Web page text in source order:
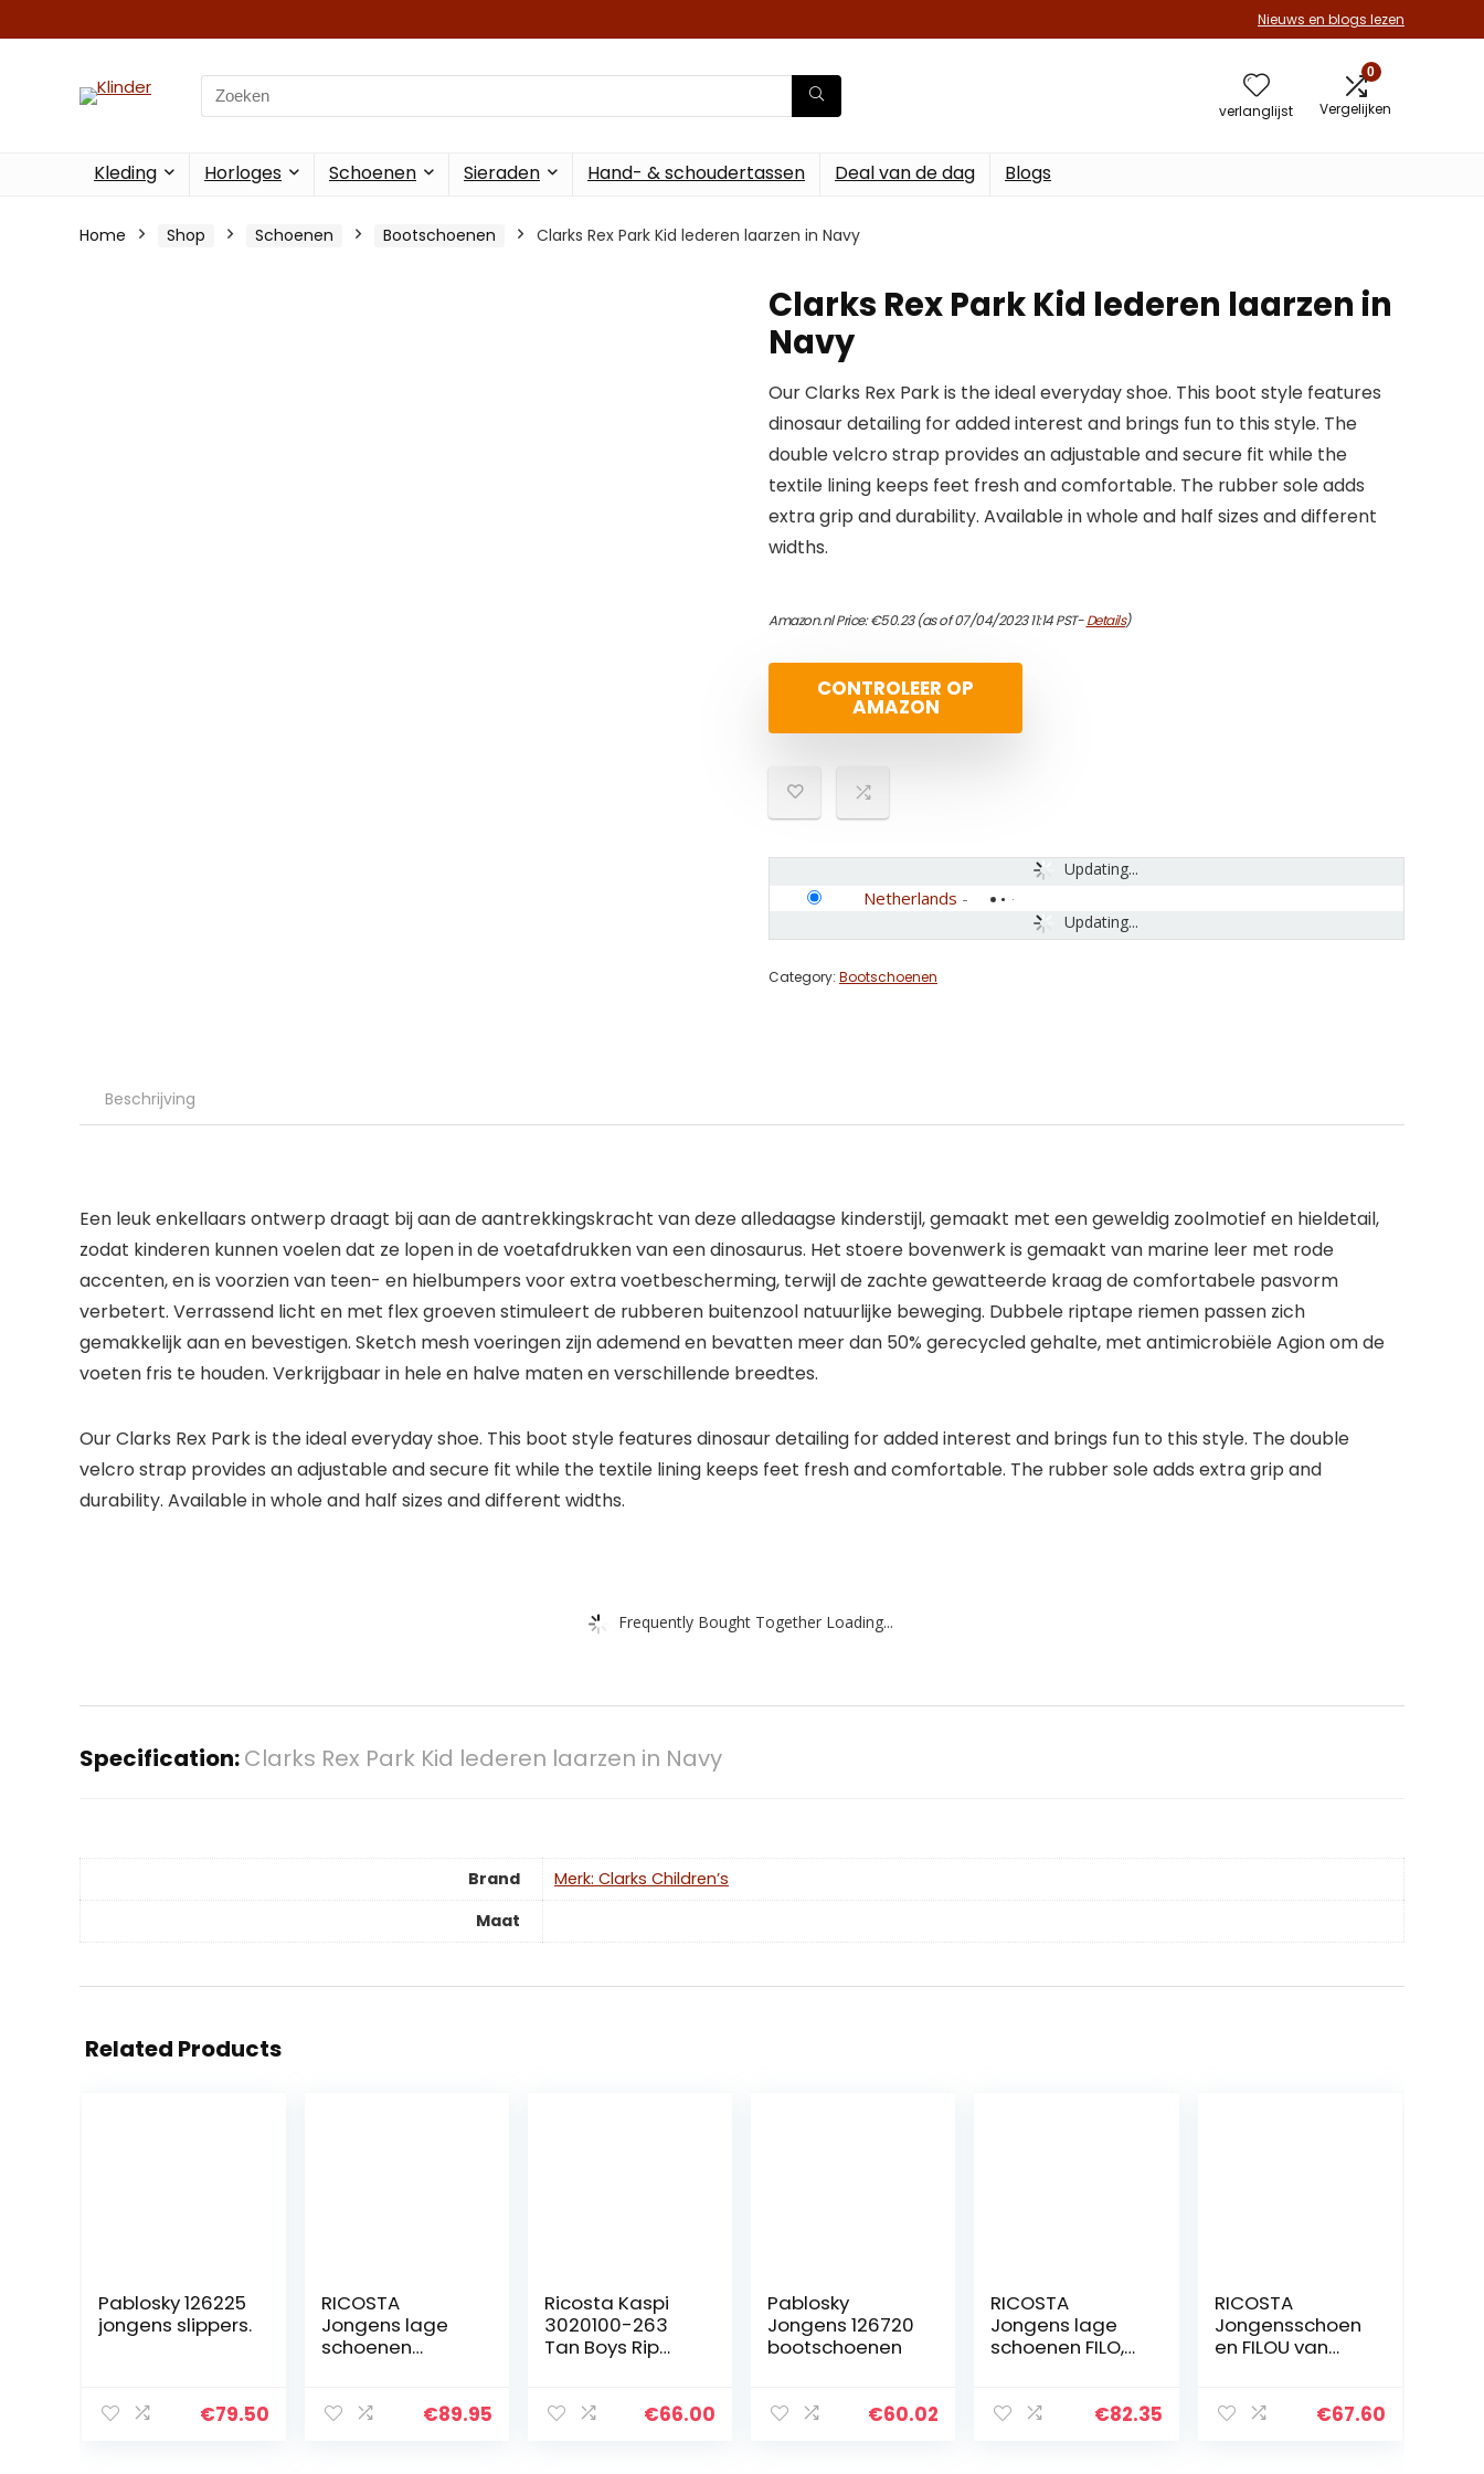
Nieuws en blogs lezen
Search
for:
verlanglijst
0
Vergelijken
Kleding Horloges Schoenen Sieraden Hand- & schoudertassen Deal van de dag Blogs
Home Shop Schoenen Bootschoenen Clarks Rex Park Kid lederen laarzen in Navy
Clarks Rex Park Kid lederen laarzen in
Navy
Our Clarks Rex Park is the ideal everyday shoe. This boot style features
dinosaur detailing for added interest and brings fun to this style. The
double velcro strap provides an adjustable and secure fit while the
textile lining keeps feet fresh and comfortable. The rubber sole adds
extra grip and durability. Available in whole and half sizes and different
widths.
Amazon.nl Price:€50.23(as of 07/04/2023 11:14 PST-Details)
CONTROLEER OP
AMAZON
Updating...
Updating...
Netherlands -
Category: Bootschoenen
Beschrijving
Een leuk enkellaars ontwerp draagt bij aan de aantrekkingskracht van deze alledaagse kinderstijl, gemaakt met een geweldig zoolmotief en hieldetail,
zodat kinderen kunnen voelen dat ze lopen in de voetafdrukken van een dinosaurus. Het stoere bovenwerk is gemaakt van marine leer met rode
accenten, en is voorzien van teen- en hielbumpers voor extra voetbescherming, terwijl de zachte gewatteerde kraag de comfortabele pasvorm
verbetert. Verrassend licht en met flex groeven stimuleert de rubberen buitenzool natuurlijke beweging. Dubbele riptape riemen passen zich
gemakkelijk aan en bevestigen. Sketch mesh voeringen zijn ademend en bevatten meer dan 50% gerecycled gehalte, met antimicrobiële Agion om de
voeten fris te houden. Verkrijgbaar in hele en halve maten en verschillende breedtes.
Our Clarks Rex Park is the ideal everyday shoe. This boot style features dinosaur detailing for added interest and brings fun to this style. The double
velcro strap provides an adjustable and secure fit while the textile lining keeps feet fresh and comfortable. The rubber sole adds extra grip and
durability. Available in whole and half sizes and different widths.
Frequently Bought Together Loading...
Specification:Clarks Rex Park Kid lederen laarzen in Navy
Brand
Merk: Clarks Children’s
Maat
Related Products
Pablosky 126225
jongens slippers.
€79.50
RICOSTA
Jongens lage
schoenen
TEX, blote
€89.95
Ricosta Kaspi
3020100-263
Tan Boys Rip
€66.00
Pablosky
Jongens 126720
bootschoenen
€60.02
RICOSTA
Jongens lage
schoenen FILO,
blote
€82.35
RICOSTA
Jongensschoen
en FILOU van
blotevoetensch
€67.60